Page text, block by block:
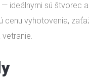
ideálnymi sú štvorec
cenu vyhotovenia,